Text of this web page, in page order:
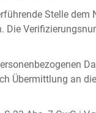
Stelle
Die
Übermittlung an